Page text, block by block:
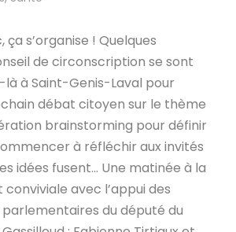
s’organise ! Quelques
de circonscription se sont
à Saint-Genis-Laval pour
débat citoyen sur le thème
brainstorming pour définir
à réfléchir aux invités
idées fusent… Une matinée à la
conviviale avec l’appui des
du député du